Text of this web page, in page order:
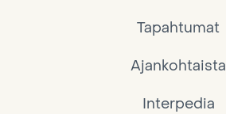
Tapahtumat
Ajankohtaista
Interpedia